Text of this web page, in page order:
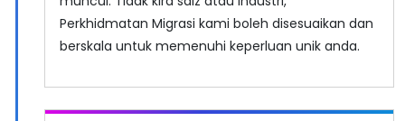
Perkhidmatan Migrasi kami boleh disesuaikan dan
berskala untuk memenuhi keperluan unik anda.